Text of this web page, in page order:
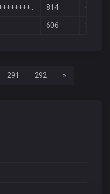
+++++++++++++++++++++++ 814 644
606 396
291 292 »Вперед